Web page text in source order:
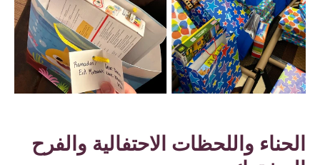
الحناء واللحظات الاحتفالية والفرح